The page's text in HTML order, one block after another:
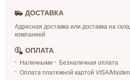
ДОСТАВКА
Адресная доставка или доставка на
компанией
ОПЛАТА
Наличными
Безналичная оплата
Оплата платежной картой VISA/